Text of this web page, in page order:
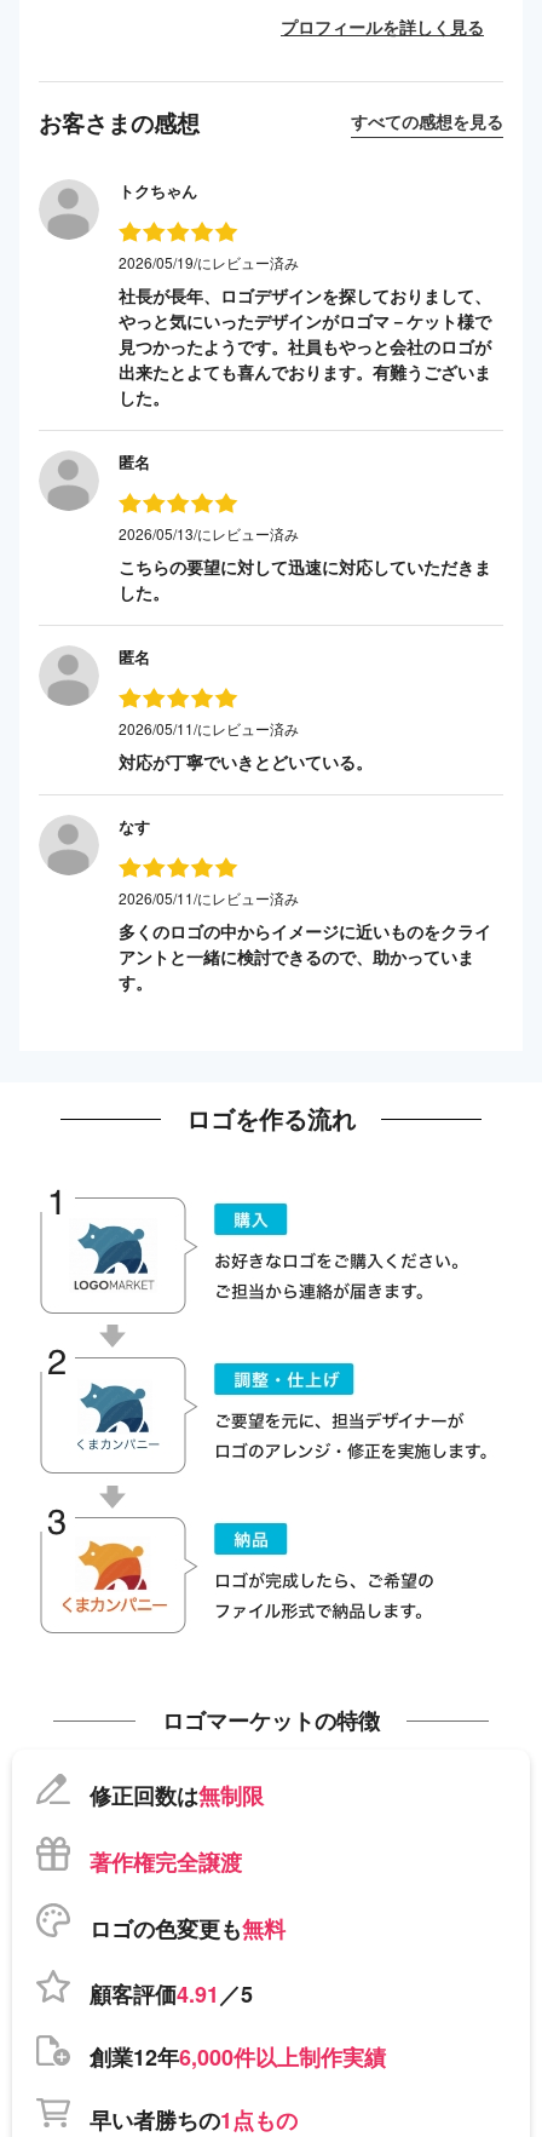
プロフィールを詳しく見る
お客さまの感想 すべての感想を見る
トクちゃん
2026/05/19/にレビュー済み
社長が長年、ロゴデザインを探しておりまして、
やっと気にいったデザインがロゴマ－ケット様で
見つかったようです。社員もやっと会社のロゴが
出来たとよても喜んでおります。有難うございま
した。
匿名
2026/05/13/にレビュー済み
こちらの要望に対して迅速に対応していただきま
した。
匿名
2026/05/11/にレビュー済み
対応が丁寧でいきとどいている。
なす
2026/05/11/にレビュー済み
多くのロゴの中からイメージに近いものをクライ
アントと一緒に検討できるので、助かっていま
す。
ロゴを作る流れ
ロゴマーケットの特徴
修正回数は無制限
著作権完全譲渡
ロゴの色変更も無料
顧客評価4.91／5
創業12年6,000件以上制作実績
早い者勝ちの1点もの